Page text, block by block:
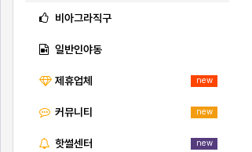
비아그라직구
일반인야동
제휴업체 new
커뮤니티 new
핫썰센터 new